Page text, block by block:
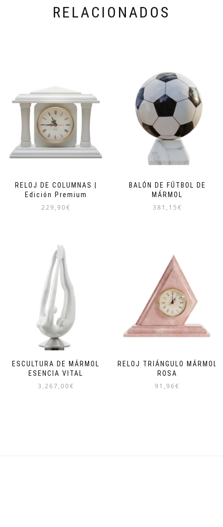
RELACIONADOS
RELOJ DE COLUMNAS |
Edición Premium
229,90€
BALÓN DE FÚTBOL DE
MÁRMOL
381,15€
ESCULTURA DE MÁRMOL
ESENCIA VITAL
3.267,00€
RELOJ TRIÁNGULO MÁRMOL
ROSA
91,96€